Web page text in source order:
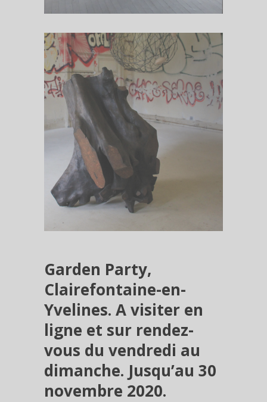
Garden Party,
Clairefontaine-en-
Yvelines. A visiter en
ligne et sur rendez-
vous du vendredi au
dimanche. Jusqu’au 30
novembre 2020.